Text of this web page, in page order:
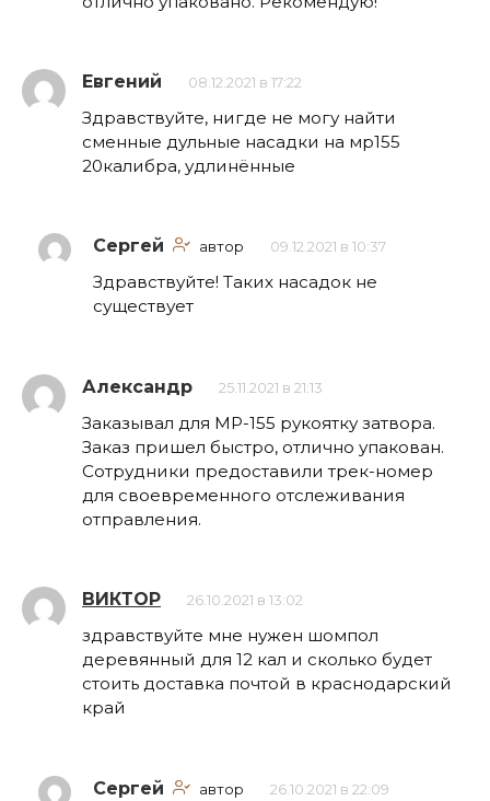
Евгений 08.12.2021 в 17:22
Здравствуйте, нигде не могу найти
сменные дульные насадки на мр155
20калибра, удлинённые
Сергей автор 09.12.2021 в 10:37
Здравствуйте! Таких насадок не
существует
Александр 25.11.2021 в 21:13
Заказывал для МР-155 рукоятку затвора.
Заказ пришел быстро, отлично упакован.
Сотрудники предоставили трек-номер
для своевременного отслеживания
отправления.
ВИКТОР 26.10.2021 в 13:02
здравствуйте мне нужен шомпол
деревянный для 12 кал и сколько будет
стоить доставка почтой в краснодарский
край
Сергей автор 26.10.2021 в 22:09